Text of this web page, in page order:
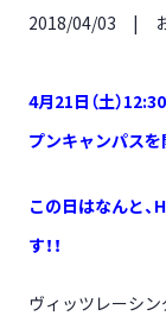
2018/04/03
4月21日（土）
プンキャンパス
この日はなんと
す！！
ヴィッツレーシ